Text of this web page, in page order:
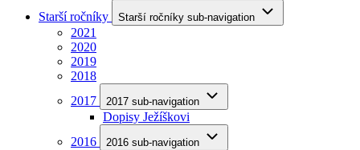
Starší ročníky
Starší ročníky sub-navigation
2021
2020
2019
2018
2017
2017 sub-navigation
Dopisy Ježíškovi
2016
2016 sub-navigation